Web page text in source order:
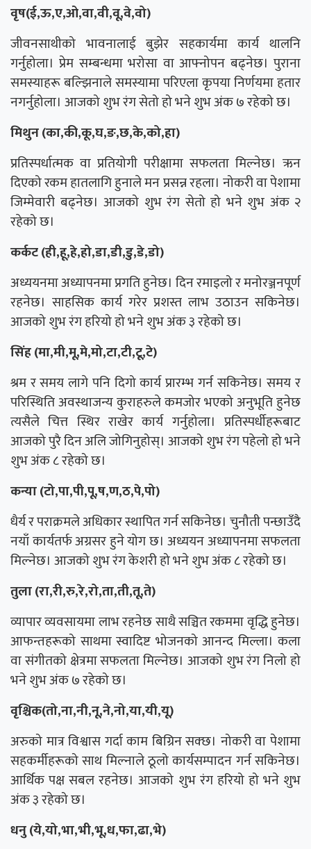
वृष(ई,ऊ,ए,ओ,वा,वी,वू,वे,वो)
जीवनसाथीको भावनालाई बुझेर सहकार्यमा कार्य थालनि
गर्नुहोला। प्रेम सम्बन्धमा भरोसा वा आफ्नोपन बढ्नेछ। पुराना
समस्याहरू बल्झिनाले समस्यामा परिएला कृपया निर्णयमा हतार
नगर्नुहोला। आजको शुभ रंग सेतो हो भने शुभ अंक ७ रहेको छ।
मिथुन (का,की,कू,घ,ङ,छ,के,को,हा)
प्रतिस्पर्धात्मक वा प्रतियोगी परीक्षामा सफलता मिल्नेछ। ऋन
दिएको रकम हातलागि हुनाले मन प्रसन्न रहला। नोकरी वा पेशामा
जिम्मेवारी बढ्नेछ। आजको शुभ रंग सेतो हो भने शुभ अंक २
रहेको छ।
कर्कट (ही,हू,हे,हो,डा,डी,डु,डे,डो)
अध्ययनमा अध्यापनमा प्रगति हुनेछ। दिन रमाइलो र मनोरञ्जनपूर्ण
रहनेछ। साहसिक कार्य गरेर प्रशस्त लाभ उठाउन सकिनेछ।
आजको शुभ रंग हरियो हो भने शुभ अंक ३ रहेको छ।
सिंह (मा,मी,मू,मे,मो,टा,टी,टू,टे)
श्रम र समय लागे पनि दिगो कार्य प्रारम्भ गर्न सकिनेछ। समय र
परिस्थिति अवस्थाजन्य कुराहरुले कमजोर भएको अनुभूति हुनेछ
त्यसैले चित्त स्थिर राखेर कार्य गर्नुहोला। प्रतिस्पर्धीहरूबाट
आजको पुरै दिन अलि जोगिनुहोस्। आजको शुभ रंग पहेलो हो भने
शुभ अंक ८ रहेको छ।
कन्या (टो,पा,पी,पू,ष,ण,ठ,पे,पो)
धैर्य र पराक्रमले अधिकार स्थापित गर्न सकिनेछ। चुनौती पन्छाउँदै
नयाँ कार्यतर्फ अग्रसर हुने योग छ। अध्ययन अध्यापनमा सफलता
मिल्नेछ। आजको शुभ रंग केशरी हो भने शुभ अंक ८ रहेको छ।
तुला (रा,री,रु,रे,रो,ता,ती,तू,ते)
व्यापार व्यवसायमा लाभ रहनेछ साथै सञ्चित रकममा वृद्धि हुनेछ।
आफन्तहरूको साथमा स्वादिष्ट भोजनको आनन्द मिल्ला। कला
वा संगीतको क्षेत्रमा सफलता मिल्नेछ। आजको शुभ रंग निलो हो
भने शुभ अंक ७ रहेको छ।
वृश्चिक(तो,ना,नी,नू,ने,नो,या,यी,यू)
अरुको मात्र विश्वास गर्दा काम बिग्रिन सक्छ। नोकरी वा पेशामा
सहकर्मीहरूको साथ मिल्नाले ठूलो कार्यसम्पादन गर्न सकिनेछ।
आर्थिक पक्ष सबल रहनेछ। आजको शुभ रंग हरियो हो भने शुभ
अंक ३ रहेको छ।
धनु (ये,यो,भा,भी,भू,ध,फा,ढा,भे)